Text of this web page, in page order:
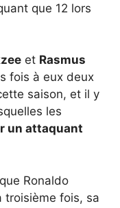
que 12 lors
et Rasmus
fois à eux deux
saison, et il y
les
un attaquant
Ronaldo
troisième fois, sa